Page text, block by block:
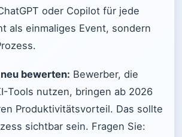
oder Copilot für jede
als einmaliges Event, sondern
bewerten: Bewerber, die
Tools nutzen, bringen ab 2026
Produktivitätsvorteil. Das sollte
sichtbar sein. Fragen Sie: